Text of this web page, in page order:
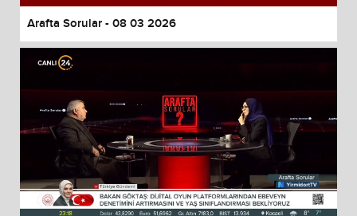
Arafta Sorular - 08 03 2026